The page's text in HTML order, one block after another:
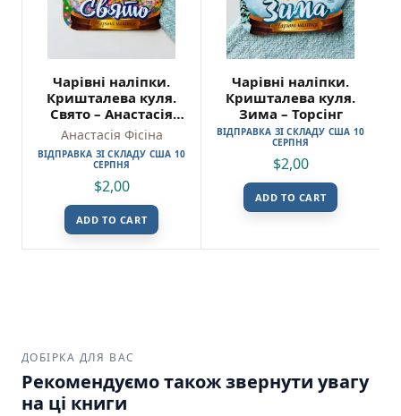
Чарівні наліпки.
Кришталева куля.
Свято – Анастасія
Фісіна – Торсінг
Анастасія Фісіна
ВІДПРАВКА ЗІ СКЛАДУ США 10
СЕРПНЯ
$2,00
ADD TO CART
Чарівні наліпки.
Кришталева куля.
Зима – Торсінг
ВІДПРАВКА ЗІ СКЛАДУ США 10
СЕРПНЯ
$2,00
ADD TO CART
ДОБІРКА ДЛЯ ВАС
Рекомендуємо також звернути увагу
на ці книги